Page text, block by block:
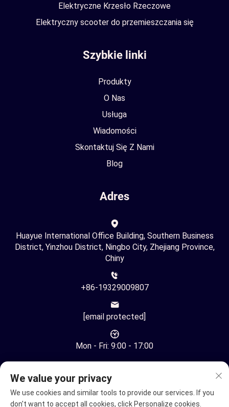
Elektryczne Krzesło Rzeczowe
Elektryczny scooter do przemieszczania się
Szybkie linki
Produkty
O Nas
Usługa
Wiadomości
Skontaktuj Się Z Nami
Blog
Adres
Huayue International Office Building, Southern Business
District, Yinzhou District, Ningbo City, Zhejiang Province,
Chiny
+86-19329009807
[email protected]
Mon - Fri: 9:00 - 17:00
We value your privacy
We use cookies and similar tools to provide our services. If you
don't want to accept all cookies, click Personalize cookies.